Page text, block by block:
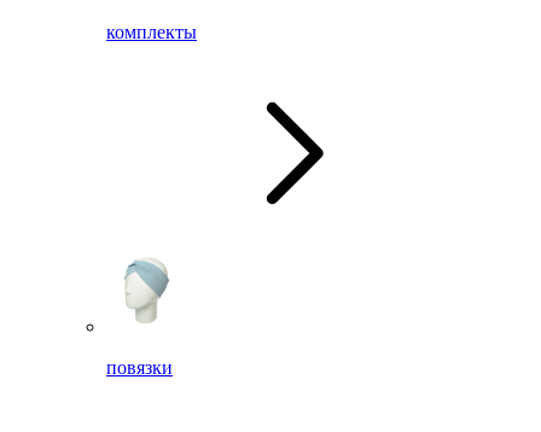
комплекты
повязки